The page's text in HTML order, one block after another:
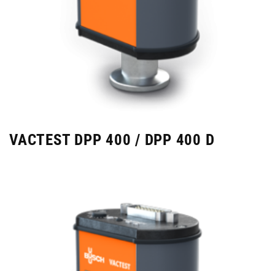
VACTEST DPP 400 / DPP 400 D